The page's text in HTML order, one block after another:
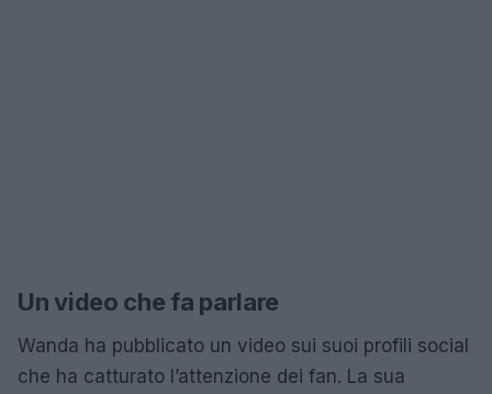
Un video che fa parlare
Wanda ha pubblicato un video sui suoi profili social
che ha catturato l’attenzione dei fan. La sua